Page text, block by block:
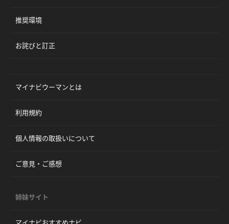
推奨環境
お詫びと訂正
マイナビウーマンとは
利用規約
個人情報の取扱いについて
ご意見・ご感想
姉妹サイト